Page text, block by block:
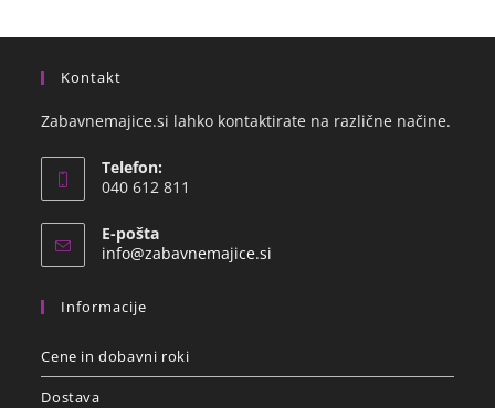
Kontakt
Zabavnemajice.si lahko kontaktirate na različne načine.
Telefon:
040 612 811
E-pošta
info@zabavnemajice.si
Informacije
Cene in dobavni roki
Dostava